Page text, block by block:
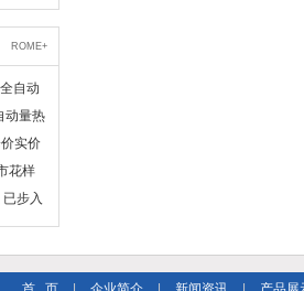
ROME+
自动
动量热
实价
花样
步入